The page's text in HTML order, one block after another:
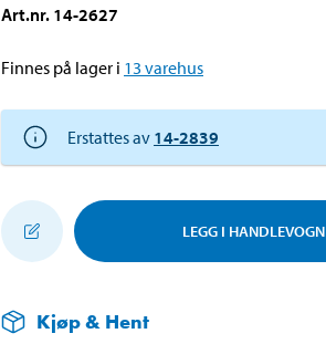
Art.nr. 14-2627
Finnes på lager i 13 varehus
Erstattes av 14-2839
LEGG I HANDLEVOGN
Kjøp & Hent